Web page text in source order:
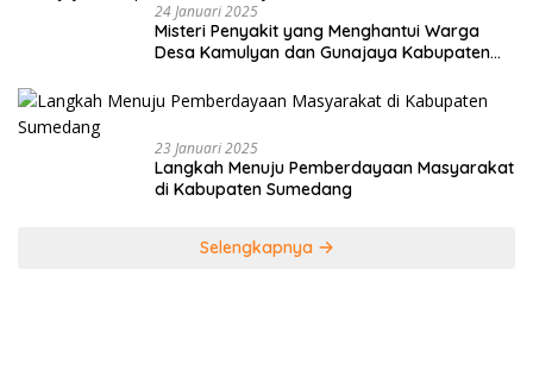
24 Januari 2025
Misteri Penyakit yang Menghantui Warga
Desa Kamulyan dan Gunajaya Kabupaten
23 Januari 2025
Langkah Menuju Pemberdayaan Masyarakat
di Kabupaten Sumedang
Selengkapnya